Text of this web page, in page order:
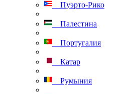
Пуэрто-Рико
Палестина
Португалия
Катар
Румыния